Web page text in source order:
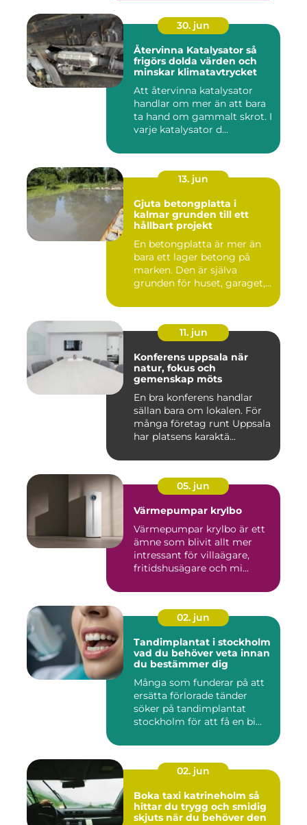
30. jun
Återvinna Katalysator så
frigörs dolda värden och
minskar klimatavtrycket
Att återvinna katalysator
handlar om mer än att bara
ta hand om gammalt skrot. I
varje katalysator d...
13. jun
Gjuta betongplatta i
kalmar grunden till ett
hållbart projekt
En betongplatta är mer än
bara ett lager betong på
marken. Den är själva
grunden för huset, garaget,...
11. jun
Konferens uppsala när
natur, fokus och
gemenskap möts
En bra konferens handlar
sällan bara om lokalen. För
många företag runt Uppsala
har platsens karaktä...
05. jun
Värmepumpar krylbo
Värmepumpar krylbo är ett
ämne som blivit allt mer
intressant för villaägare,
fritidshusägare och mi...
02. jun
Tandimplantat i stockholm
vad du behöver veta innan
du bestämmer dig
Många som funderar på att
ersätta förlorade tänder
söker på tandimplantat
stockholm för att få en bi...
02. jun
Boka taxi katrineholm så
hittar du trygg och smidig
skjuts när du behöver den